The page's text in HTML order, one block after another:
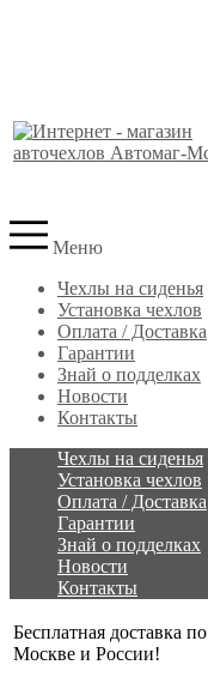
Меню
Чехлы на сиденья
Установка чехлов
Оплата / Доставка
Гарантии
Знай о подделках
Новости
Контакты
Чехлы на сиденья
Установка чехлов
Оплата / Доставка
Гарантии
Знай о подделках
Новости
Контакты
Бесплатная доставка по
Москве и России!